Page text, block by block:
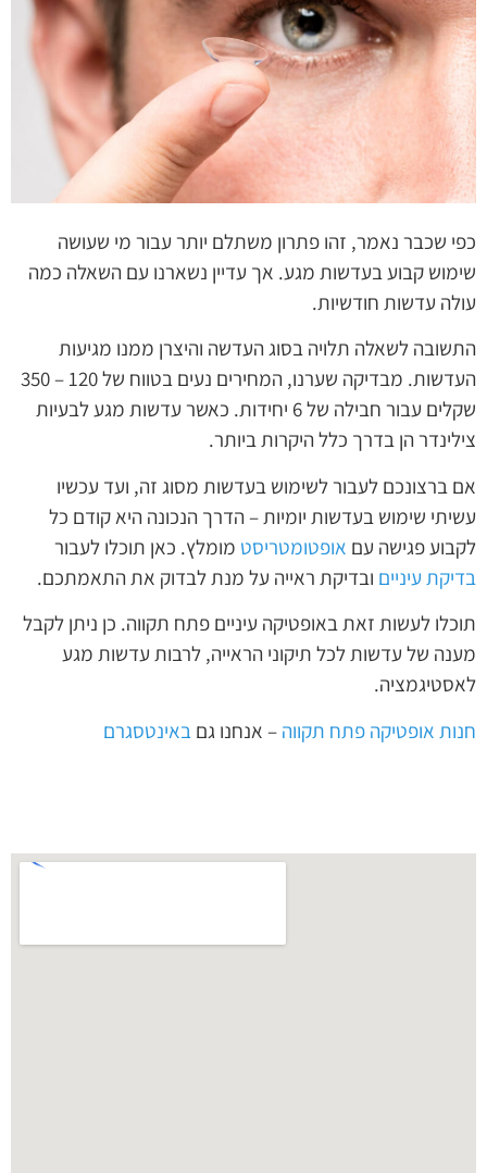
כפי שכבר נאמר, זהו פתרון משתלם יותר עבור מי שעושה
שימוש קבוע בעדשות מגע. אך עדיין נשארנו עם השאלה כמה
עולה עדשות חודשיות.
התשובה לשאלה תלויה בסוג העדשה והיצרן ממנו מגיעות
העדשות. מבדיקה שערנו, המחירים נעים בטווח של 120 – 350
שקלים עבור חבילה של 6 יחידות. כאשר עדשות מגע לבעיות
צילינדר הן בדרך כלל היקרות ביותר.
אם ברצונכם לעבור לשימוש בעדשות מסוג זה, ועד עכשיו
עשיתי שימוש בעדשות יומיות – הדרך הנכונה היא קודם כל
לקבוע פגישה עם אופטומטריסט מומלץ. כאן תוכלו לעבור
בדיקת עיניים ובדיקת ראייה על מנת לבדוק את התאמתכם.
תוכלו לעשות זאת באופטיקה עיניים פתח תקווה. כן ניתן לקבל
מענה של עדשות לכל תיקוני הראייה, לרבות עדשות מגע
לאסטיגמציה.
חנות אופטיקה פתח תקווה – אנחנו גם באינטסגרם